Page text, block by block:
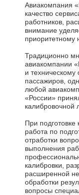
Авиакомпания
качество
работников,
внимание
приоритетному
Традиционно
авиакомпании
и
пассажиров,
любой
«России»
калибровочной
При
работа по
отработки
выполнения
калибровки,
расширенной
обработки
вопросы